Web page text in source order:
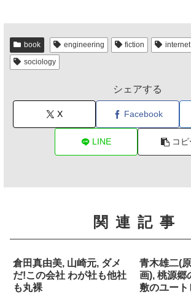
book engineering fiction internet
sociology
シェアする
X Facebook
LINE コピ
関連記事
倉田真由美, 山崎元, ダメ
だ!この会社 わが社も他社
も丸裸
青木雄二(
画), 桃源郷
敷のユート